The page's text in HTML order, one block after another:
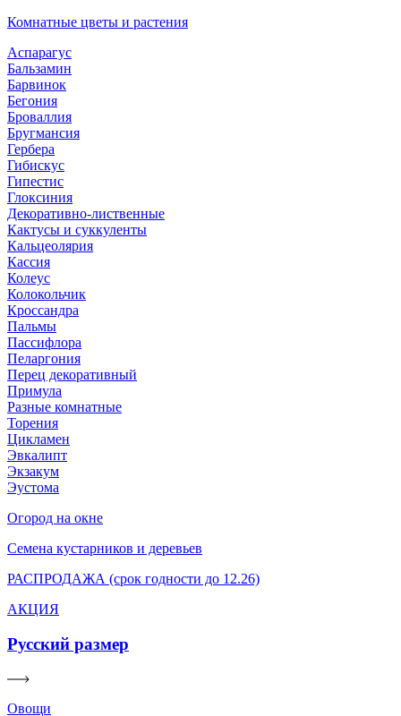
Комнатные цветы и растения
Аспарагус
Бальзамин
Барвинок
Бегония
Броваллия
Бругмансия
Гербера
Гибискус
Гипестис
Глоксиния
Декоративно-лиственные
Кактусы и суккуленты
Кальцеолярия
Кассия
Колеус
Колокольчик
Кроссандра
Пальмы
Пассифлора
Пеларгония
Перец декоративный
Примула
Разные комнатные
Торения
Цикламен
Эвкалипт
Экзакум
Эустома
Огород на окне
Семена кустарников и деревьев
РАСПРОДАЖА (срок годности до 12.26)
АКЦИЯ
Русский размер
Овощи